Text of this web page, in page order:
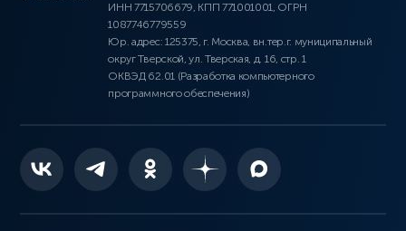
ИНН 7715706679, КПП 771001001, ОГРН
1087746779559
Юр. адрес: 125375, г. Москва, вн.тер.г. муниципальный
округ Тверской, ул. Тверская, д. 16, стр. 1
ОКВЭД 62.01 (Разработка компьютерного
программного обеспечения)